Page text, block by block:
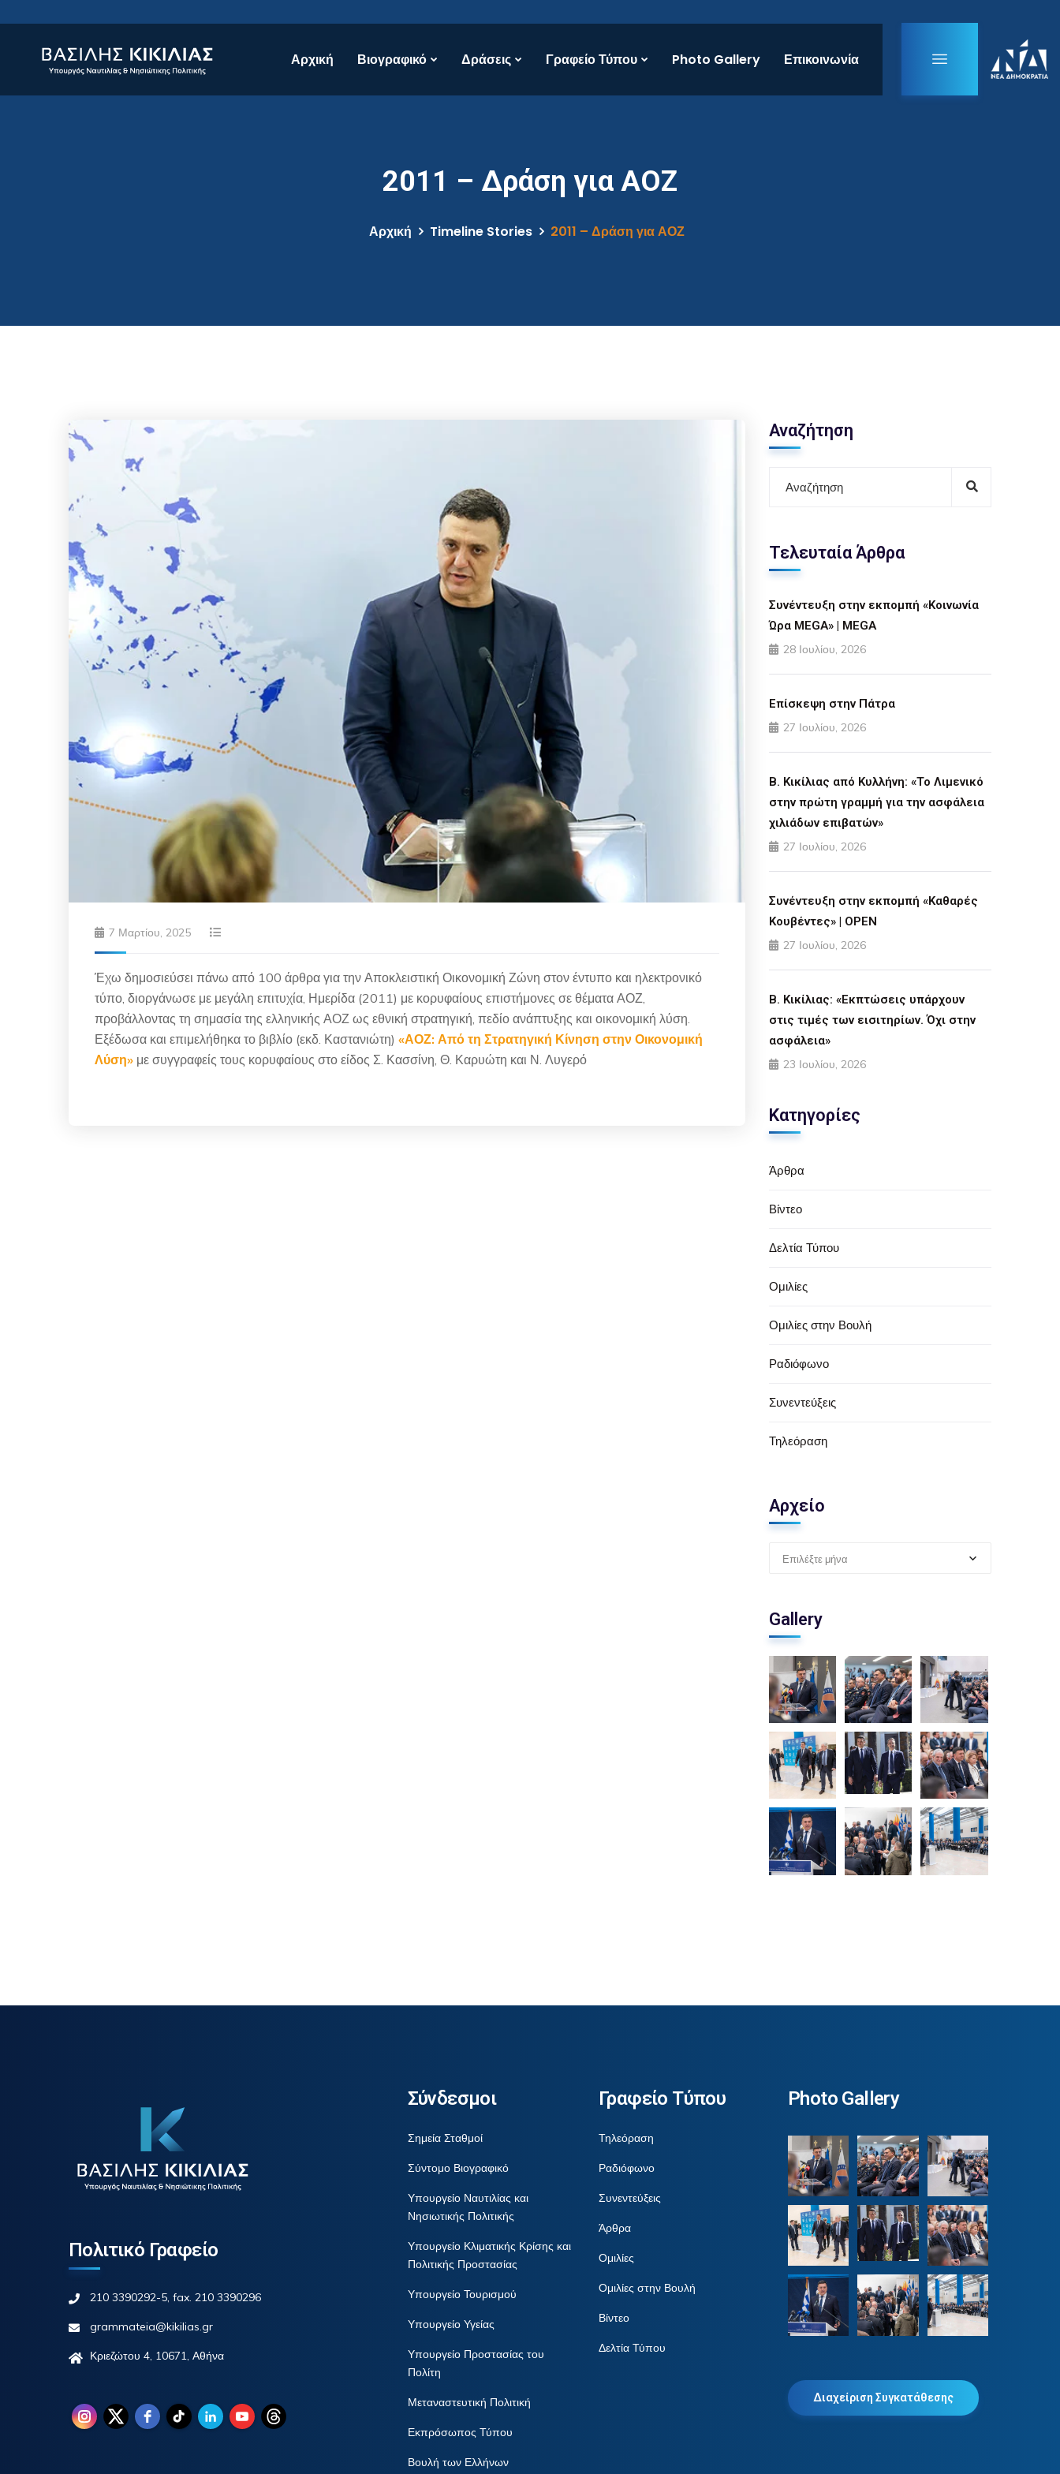
Αρχική Βιογραφικό Δράσεις Γραφείο Τύπου Photo Gallery Επικοινωνία
2011 – Δράση για ΑΟΖ
Αρχική Timeline Stories 2011 – Δράση για ΑΟΖ
7 Μαρτίου, 2025
Έχω δημοσιεύσει πάνω από 100 άρθρα για την Αποκλειστική Οικονομική Ζώνη στον έντυπο και ηλεκτρονικό
τύπο, διοργάνωσε με μεγάλη επιτυχία, Ημερίδα (2011) με κορυφαίους επιστήμονες σε θέματα ΑΟΖ,
προβάλλοντας τη σημασία της ελληνικής ΑΟΖ ως εθνική στρατηγική, πεδίο ανάπτυξης και οικονομική λύση.
Εξέδωσα και επιμελήθηκα το βιβλίο (εκδ. Καστανιώτη) «ΑΟΖ: Από τη Στρατηγική Κίνηση στην Οικονομική
Λύση» με συγγραφείς τους κορυφαίους στο είδος Σ. Κασσίνη, Θ. Καρυώτη και Ν. Λυγερό
Αναζήτηση
Τελευταία Άρθρα
Συνέντευξη στην εκπομπή «Κοινωνία
Ώρα MEGA» | MEGA
28 Ιουλίου, 2026
Επίσκεψη στην Πάτρα
27 Ιουλίου, 2026
Β. Κικίλιας από Κυλλήνη: «Το Λιμενικό
στην πρώτη γραμμή για την ασφάλεια
χιλιάδων επιβατών»
27 Ιουλίου, 2026
Συνέντευξη στην εκπομπή «Καθαρές
Κουβέντες» | OPEN
27 Ιουλίου, 2026
Β. Κικίλιας: «Εκπτώσεις υπάρχουν
στις τιμές των εισιτηρίων. Όχι στην
ασφάλεια»
23 Ιουλίου, 2026
Κατηγορίες
Άρθρα
Βίντεο
Δελτία Τύπου
Ομιλίες
Ομιλίες στην Βουλή
Ραδιόφωνο
Συνεντεύξεις
Τηλεόραση
Αρχείο
Επιλέξτε μήνα
Gallery
Πολιτικό Γραφείο
210 3390292-5, fax. 210 3390296
grammateia@kikilias.gr
Κριεζώτου 4, 10671, Αθήνα
Σύνδεσμοι
Σημεία Σταθμοί
Σύντομο Βιογραφικό
Υπουργείο Ναυτιλίας και
Νησιωτικής Πολιτικής
Υπουργείο Κλιματικής Κρίσης και
Πολιτικής Προστασίας
Υπουργείο Τουρισμού
Υπουργείο Υγείας
Υπουργείο Προστασίας του
Πολίτη
Μεταναστευτική Πολιτική
Εκπρόσωπος Τύπου
Βουλή των Ελλήνων
Γραφείο Τύπου
Τηλεόραση
Ραδιόφωνο
Συνεντεύξεις
Άρθρα
Ομιλίες
Ομιλίες στην Βουλή
Βίντεο
Δελτία Τύπου
Photo Gallery
Διαχείριση Συγκατάθεσης